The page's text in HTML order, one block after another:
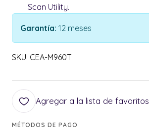
Scan Utility.
Garantía: 12 meses
SKU: CEA-M960T
Agregar a la lista de favoritos
MÉTODOS DE PAGO